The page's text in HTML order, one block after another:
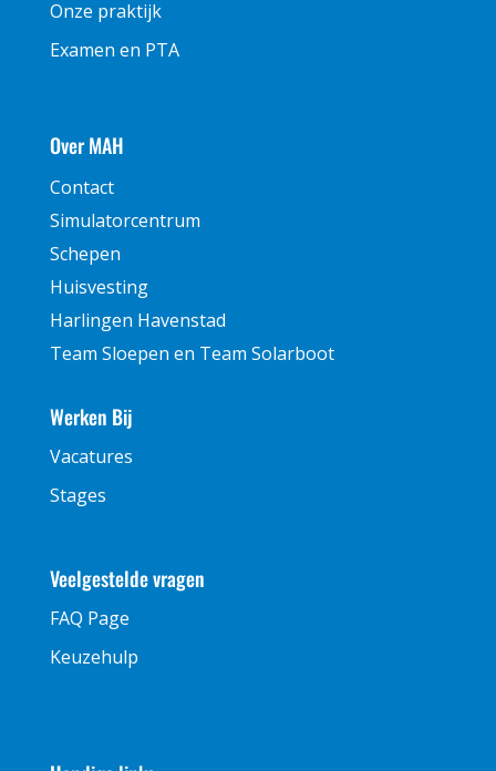
Onze praktijk
Examen en PTA
Over MAH
Contact
Simulatorcentrum
Schepen
Huisvesting
Harlingen Havenstad
Team Sloepen en Team Solarboot
Werken Bij
Vacatures
Stages
Veelgestelde vragen
FAQ Page
Keuzehulp